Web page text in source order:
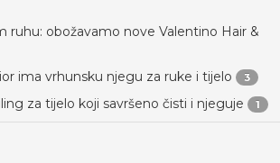
ruhu: obožavamo nove Valentino Hair &
ima vrhunsku njegu za ruke i tijelo 3
za tijelo koji savršeno čisti i njeguje 1